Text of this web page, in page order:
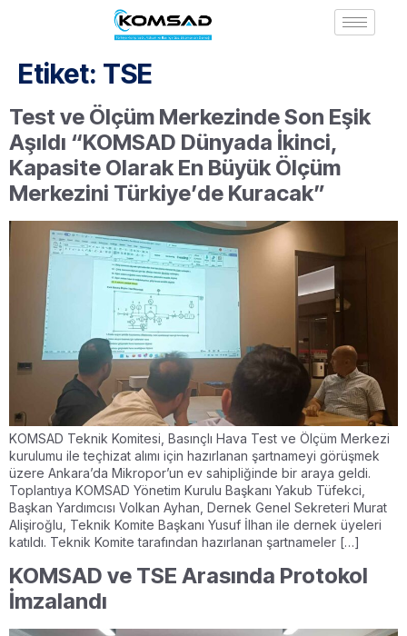
Etiket: TSE
Test ve Ölçüm Merkezinde Son Eşik
Aşıldı “KOMSAD Dünyada İkinci,
Kapasite Olarak En Büyük Ölçüm
Merkezini Türkiye’de Kuracak”
KOMSAD Teknik Komitesi, Basınçlı Hava Test ve Ölçüm Merkezi
kurulumu ile teçhizat alımı için hazırlanan şartnameyi görüşmek
üzere Ankara’da Mikropor’un ev sahipliğinde bir araya geldi.
Toplantıya KOMSAD Yönetim Kurulu Başkanı Yakub Tüfekci,
Başkan Yardımcısı Volkan Ayhan, Dernek Genel Sekreteri Murat
Alişiroğlu, Teknik Komite Başkanı Yusuf İlhan ile dernek üyeleri
katıldı. Teknik Komite tarafından hazırlanan şartnameler […]
KOMSAD ve TSE Arasında Protokol
İmzalandı